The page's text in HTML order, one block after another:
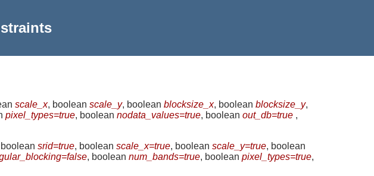
scale_x, boolean scale_y, boolean blocksize_x, boolean blocksize_y,
pixel_types=true, boolean nodata_values=true, boolean out_db=true ,
boolean srid=true, boolean scale_x=true, boolean scale_y=true, boolean
, boolean num_bands=true, boolean pixel_types=true,